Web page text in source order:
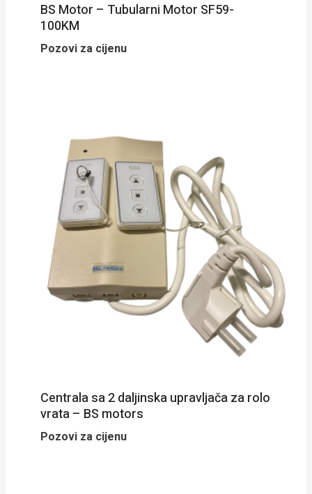
BS Motor – Tubularni Motor SF59-
100KM
Pozovi za cijenu
Centrala sa 2 daljinska upravljača za rolo
vrata – BS motors
Pozovi za cijenu